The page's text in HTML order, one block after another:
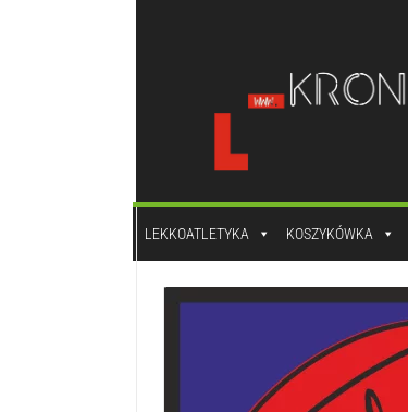
LEKKOATLETYKA KOSZYKÓWKA